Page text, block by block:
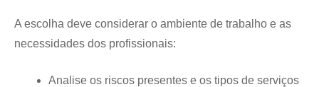
A escolha deve considerar o ambiente de trabalho e as
necessidades dos profissionais:
Analise os riscos presentes e os tipos de serviços